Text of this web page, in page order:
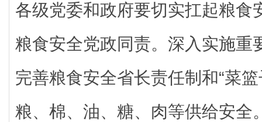
各级党委和政府要切实扛起粮食
粮食安全党政同责。深入实施重
完善粮食安全省长责任制和“菜
粮、棉、油、糖、肉等供给安全